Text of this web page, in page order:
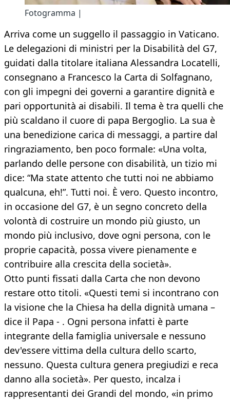
Fotogramma |
Arriva come un suggello il passaggio in Vaticano.
Le delegazioni di ministri per la Disabilità del G7,
guidati dalla titolare italiana Alessandra Locatelli,
consegnano a Francesco la Carta di Solfagnano,
con gli impegni dei governi a garantire dignità e
pari opportunità ai disabili. Il tema è tra quelli che
più scaldano il cuore di papa Bergoglio. La sua è
una benedizione carica di messaggi, a partire dal
ringraziamento, ben poco formale: «Una volta,
parlando delle persone con disabilità, un tizio mi
dice: “Ma state attento che tutti noi ne abbiamo
qualcuna, eh!”. Tutti noi. È vero. Questo incontro,
in occasione del G7, è un segno concreto della
volontà di costruire un mondo più giusto, un
mondo più inclusivo, dove ogni persona, con le
proprie capacità, possa vivere pienamente e
contribuire alla crescita della società».
Otto punti fissati dalla Carta che non devono
restare otto titoli. «Questi temi si incontrano con
la visione che la Chiesa ha della dignità umana –
dice il Papa - . Ogni persona infatti è parte
integrante della famiglia universale e nessuno
dev'essere vittima della cultura dello scarto,
nessuno. Questa cultura genera pregiudizi e reca
danno alla società». Per questo, incalza i
rappresentanti dei Grandi del mondo, «in primo